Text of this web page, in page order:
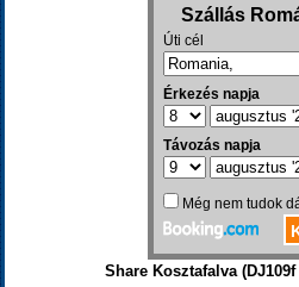
Share Kosztafalva